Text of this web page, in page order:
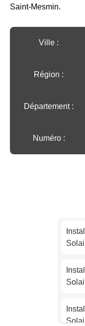
Saint-Mesmin.
Ville :️
Région :️
Département :
Numéro :